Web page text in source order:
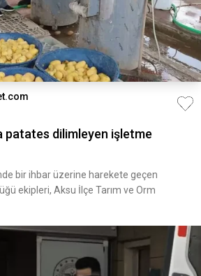
patates dilimleyen işletme
bir ihbar üzerine harekete geçen
ekipleri, Aksu İlçe Tarım ve Orm